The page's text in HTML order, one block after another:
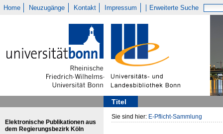
Home Neuzugänge Kontakt Impressum Erweiterte Suche
Titel
Elektronische Publikationen aus
dem Regierungsbezirk Köln
Sie sind hier: E-Pflicht-Sammlung